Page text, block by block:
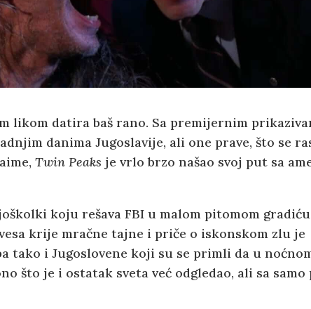
likom datira baš rano. Sa premijernim
danima Jugoslavije, ali one prave, što se
Twin Peaks je vrlo brzo našao svoj put sa
koju rešava FBI u malom pitomom
krije mračne tajne i priče o iskonskom zlu je
tako i Jugoslovene koji su se primli da u
što je i ostatak sveta već odgledao, ali sa samo